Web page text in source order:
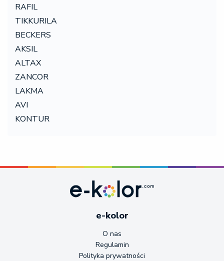
RAFIL
TIKKURILA
BECKERS
AKSIL
ALTAX
ZANCOR
LAKMA
AVI
KONTUR
e-kolor
O nas
Regulamin
Polityka prywatności